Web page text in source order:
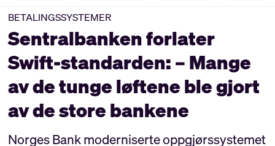
BETALINGSSYSTEMER
Sentralbanken forlater
Swift-standarden: – Mange
av de tunge løftene ble gjort
av de store bankene
Norges Bank moderniserte oppgjørssystemet